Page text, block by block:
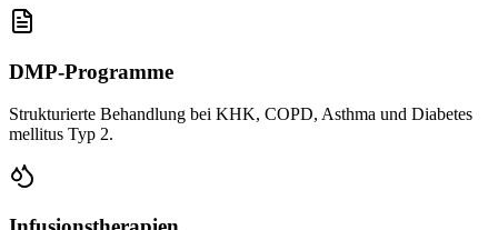
DMP-Programme
Strukturierte Behandlung bei KHK, COPD, Asthma und Diabetes
mellitus Typ 2.